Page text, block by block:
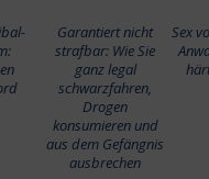
Garantiert nicht
strafbar: Wie Sie
ganz legal
schwarzfahren,
Drogen
konsumieren und
aus dem Gefängnis
ausbrechen
Sex